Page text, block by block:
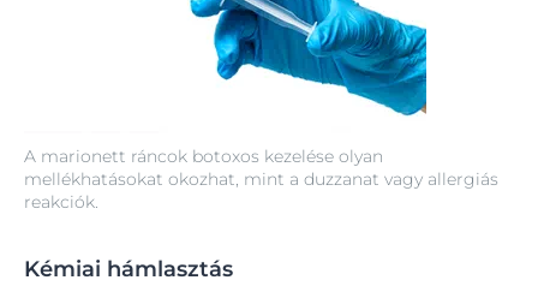
A marionett ráncok botoxos kezelése olyan
mellékhatásokat okozhat, mint a duzzanat vagy allergiás
reakciók.
Kémiai hámlasztás